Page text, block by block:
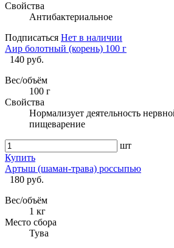
Свойства
Антибактериальное
Подписаться Нет в наличии
Аир болотный (корень) 100 г
140 руб.
Вес/объём
100 г
Свойства
Нормализует деятельность
пищеварение
шт
Купить
Артыш (шаман-трава) россыпью
180 руб.
Вес/объём
1 кг
Место сбора
Тува